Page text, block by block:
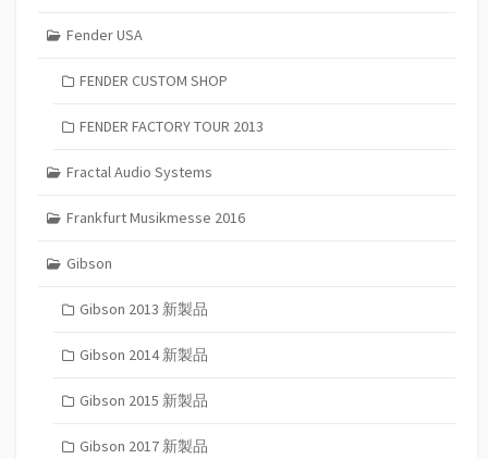
Fender USA
FENDER CUSTOM SHOP
FENDER FACTORY TOUR 2013
Fractal Audio Systems
Frankfurt Musikmesse 2016
Gibson
Gibson 2013 新製品
Gibson 2014 新製品
Gibson 2015 新製品
Gibson 2017 新製品